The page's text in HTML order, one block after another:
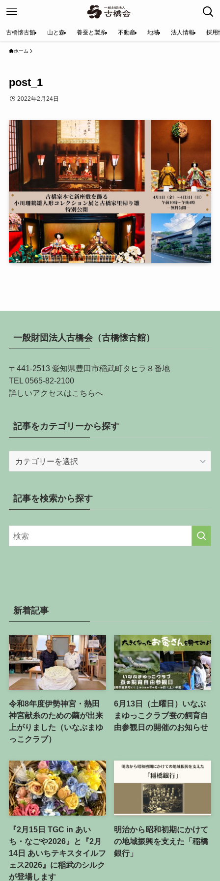
古橋懐古館 山と森 養蚕と製糸 不動産 地域 法人情報 採用
ホーム
post_1
2022年2月24日
一般財団法人古橋会（古橋懐古館）
〒441-2513 愛知県豊田市稲武町タヒラ８番地
TEL 0565-82-2100
詳しいアクセスはこちらへ
記事をカテゴリーから探す
カ
テ
ー
記事を検索から探す
新着記事
令和8年度伊勢神宮・熱田
神宮献糸のための繭が出来
上がりました（いなぶまゆ
っこクラブ）
6月13日（土曜日）いなぶ
まゆっこクラブ蚕の飼育自
由参観日の開催のお知らせ
『2月15日 TGC in あい
ち・なごや2026』と『2月
14日 あいちテキスタイルフ
ェス2026』に稲武のシルク
が登場します
明治から昭和初期にかけて
の地域振興を支えた「稲橋
銀行」